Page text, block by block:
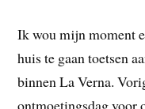
Ik wou mijn moment
huis te gaan toetsen
binnen La Verna.
ontmoetingsdag voor